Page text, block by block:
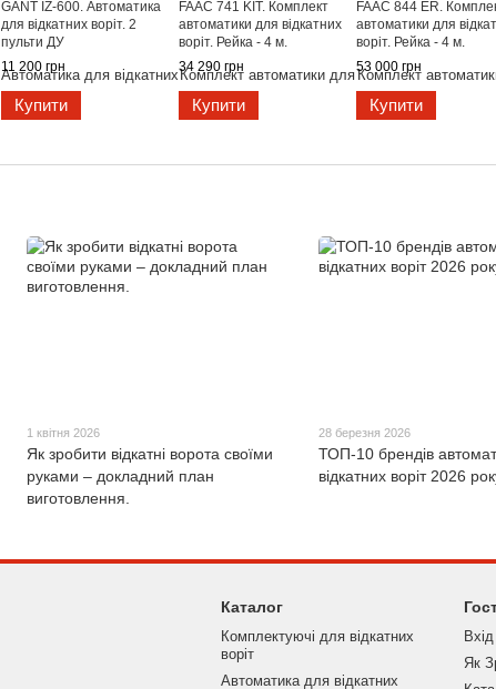
GANT IZ-600. Автоматика
для відкатних воріт. 2
пульти ДУ
11 200 грн
Купити
FAAC 741 KIT. Комплект
автоматики для відкатних
воріт. Рейка - 4 м.
34 290 грн
Купити
FAAC 844 ER.
автоматики для
воріт. Рейка - 4 м.
53 000 грн
Купити
1 квітня 2026
Як зробити відкатні ворота своїми
руками – докладний план
виготовлення.
28 березня 2026
ТОП-10 брендів
відкатних воріт 2026
Каталог
Комплектуючі для відкатних
воріт
Автоматика для відкатних
Як